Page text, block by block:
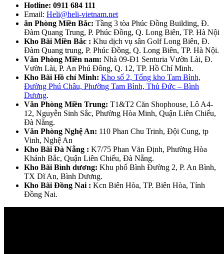
Hotline: 0911 684 111
Email: Heli@heli-vietnam.net
ăn Phòng Miền Bắc: Tầng 3 tòa Phúc Đồng Building, Đ.
Đàm Quang Trung, P. Phúc Đồng, Q. Long Biên, TP. Hà Nội
Kho Bãi Miền Bắc : Khu dịch vụ sân Golf Long Biên, Đ.
Đàm Quang trung, P. Phúc Đồng, Q. Long Biên, TP. Hà Nội.
Văn Phòng Miền nam: Nhà 09-Đ1 Senturia Vườn Lài, Đ.
Vườn Lài, P. An Phú Đông, Q. 12, TP. Hồ Chí Minh.
Kho Bãi Hồ chí Minh: Kho số 2, Tổng kho Tam Bình,
Đường Phú Châu, Phường Tam Bình, Thủ Đức – Bình
Dương.
Văn Phòng Miền Trung: T1&T2 Căn Shophouse, Lô A4-
12, Nguyễn Sinh Sắc, Phường Hòa Minh, Quận Liên Chiểu,
Đà Nẵng.
Văn Phòng Nghệ An: 110 Phan Chu Trinh, Đội Cung, tp
Vinh, Nghệ An
Kho Bãi Đà Nẵng : K7/75 Phan Văn Định, Phường Hòa
Khánh Bắc, Quận Liên Chiểu, Đà Nẵng.
Kho Bãi Bình dương: Khu phố Bình Đường 2, P. An Bình,
TX Dĩ An, Bình Dương.
Kho Bãi Đồng Nai : Kcn Biên Hòa, TP. Biên Hòa, Tỉnh
Đồng Nai.